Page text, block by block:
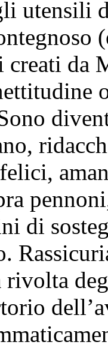
utensili
creati da
di
rivolta